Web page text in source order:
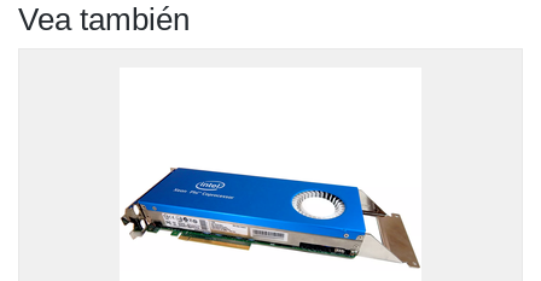
Vea también